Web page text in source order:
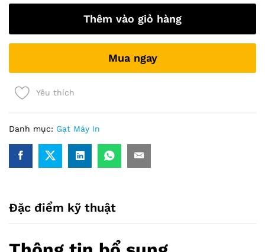
303/26A
Thêm vào giỏ hàng
Mua ngay
Yêu thích
Danh mục: Gạt Máy In
Đặc điểm kỹ thuật